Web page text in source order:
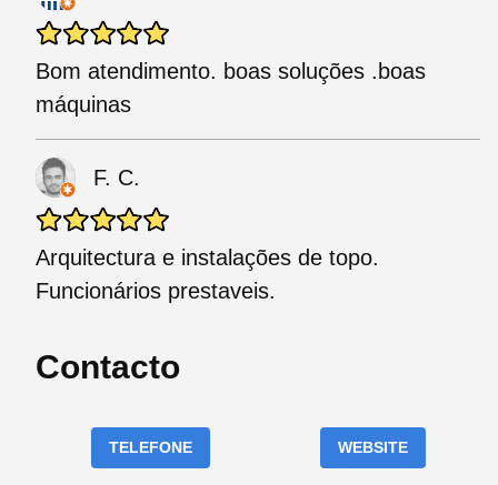
Bom atendimento. boas soluções .boas
máquinas
F. C.
Arquitectura e instalações de topo.
Funcionários prestaveis.
Contacto
TELEFONE WEBSITE